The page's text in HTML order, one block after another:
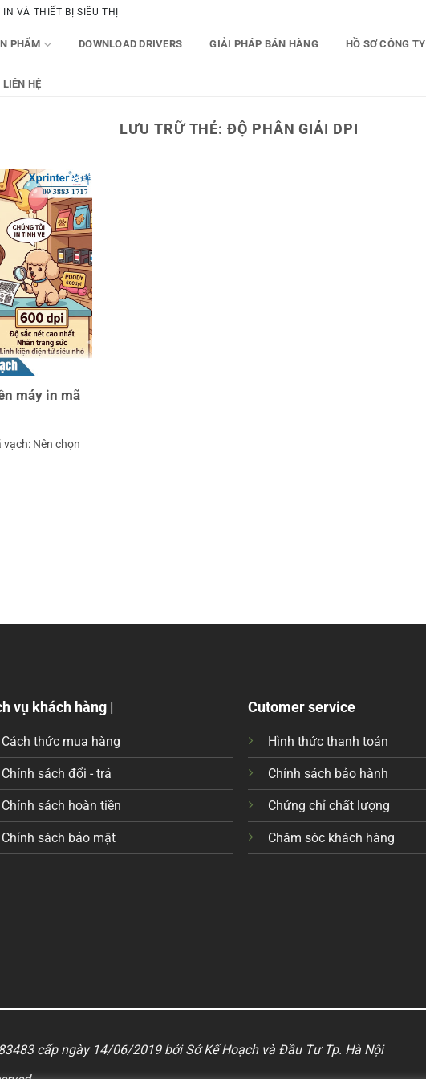
VÀ THIẾT BỊ SIÊU THỊ
PHẨM DOWNLOAD DRIVERS GIẢI PHÁP BÁN HÀNG HỒ SƠ CÔNG TY
LIÊN HỆ
LƯU TRỮ THẺ:ĐỘ PHÂN GIẢI DPI
máy in mã
Nên chọn
vụ khách hàng |
Cách thức mua hàng
Chính sách đổi - trả
Chính sách hoàn tiền
Chính sách bảo mật
Cutomer service
Hình thức thanh toán
Chính sách bảo hành
Chứng chỉ chất lượng
Chăm sóc khách hàng
cấp ngày 14/06/2019 bởi Sở Kế Hoạch và Đầu Tư Tp. Hà Nội